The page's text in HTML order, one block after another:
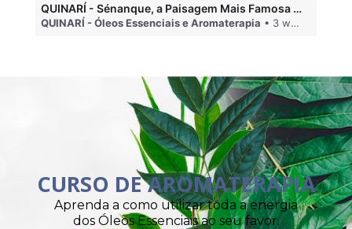
QUINARÍ - Sénanque, a Paisagem Mais Famosa da Aromaterapia
QUINARÍ - Óleos Essenciais e Aromaterapia • 3 weeks ago
CURSO DE AROMATERAPIA
Aprenda a como utilizar toda a energia
dos Óleos Essenciais ao seu favor.